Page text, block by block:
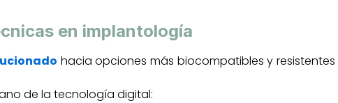
en implantología
hacia opciones más biocompatibles y
de la tecnología digital: